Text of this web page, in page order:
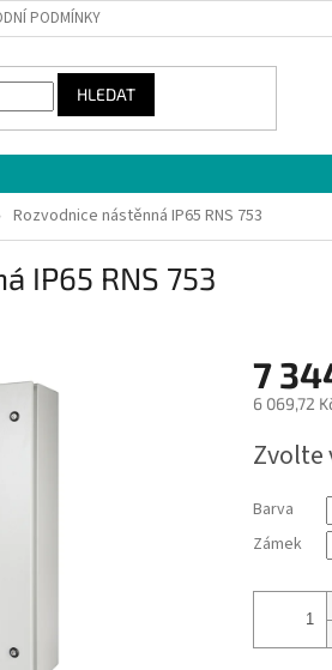
PODMÍNKY
HLEDAT
Rozvodnice nástěnná IP65 RNS 753
IP65 RNS 753
7
6 069,72
cena:
Zvolte
Barva
Zámek